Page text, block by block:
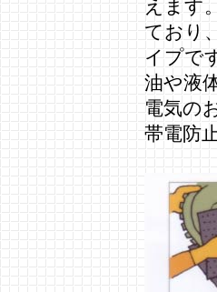
えます
ており
イプで
油や液
電気の
帯電防